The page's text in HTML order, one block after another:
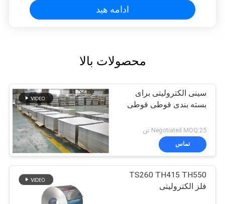
ادامه هید
محصولات بالا
سینی الکترولیتی برای
بسته بندی قوطی قوطی
Negotiated MOQ:25 تن
تماس
TS260 TH415 TH550
فلز الکترولیتی